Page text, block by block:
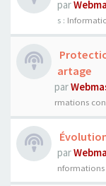
par
s :
artage
par
rmations
par